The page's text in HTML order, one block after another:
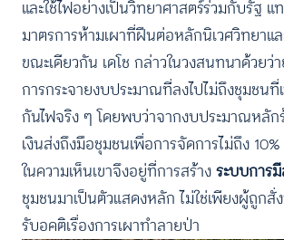
และใช้ไฟอย่างเป็นวิทยาศาสตร์ร่วมกับรัฐ แ
มาตรการห้ามเผาที่ฝืนต่อหลักนิเวศวิทยาแ
ขณะเดียวกัน เดโช กล่าวในวงสนทนาด้วยว่
การกระจายงบประมาณที่ลงไปไม่ถึงชุมชน
กันไฟจริง ๆ โดยพบว่าจากงบประมาณหลั
เงินส่งถึงมือชุมชนเพื่อการจัดการไม่ถึง
ในความเห็นเขาจึงอยู่ที่การสร้างระบบการ
ชุมชนมาเป็นตัวแสดงหลัก ไม่ใช่เพียงผู้ถูกสั่
รับอคติเรื่องการเผาทำลายป่า